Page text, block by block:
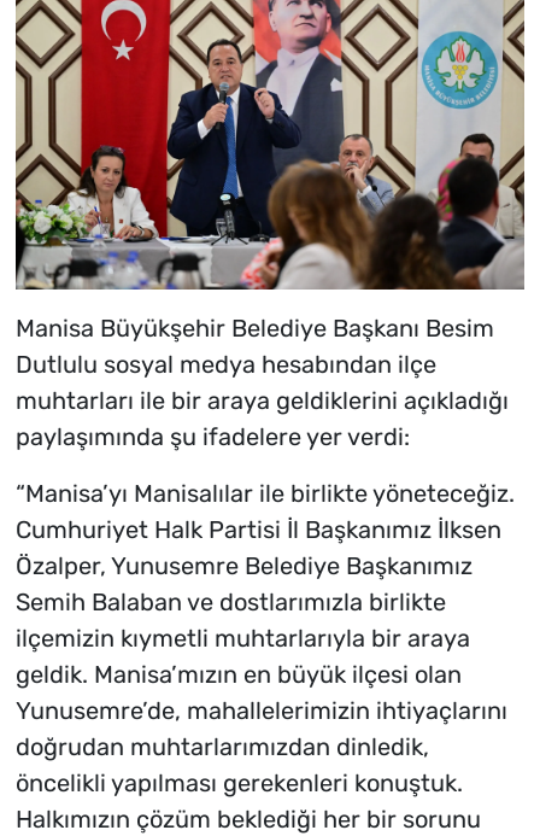
Manisa Büyükşehir Belediye Başkanı Besim
Dutlulu sosyal medya hesabından ilçe
muhtarları ile bir araya geldiklerini açıkladığı
paylaşımında şu ifadelere yer verdi:
“Manisa’yı Manisalılar ile birlikte yöneteceğiz.
Cumhuriyet Halk Partisi İl Başkanımız İlksen
Özalper, Yunusemre Belediye Başkanımız
Semih Balaban ve dostlarımızla birlikte
ilçemizin kıymetli muhtarlarıyla bir araya
geldik. Manisa’mızın en büyük ilçesi olan
Yunusemre’de, mahallelerimizin ihtiyaçlarını
doğrudan muhtarlarımızdan dinledik,
öncelikli yapılması gerekenleri konuştuk.
Halkımızın çözüm beklediği her bir sorunu